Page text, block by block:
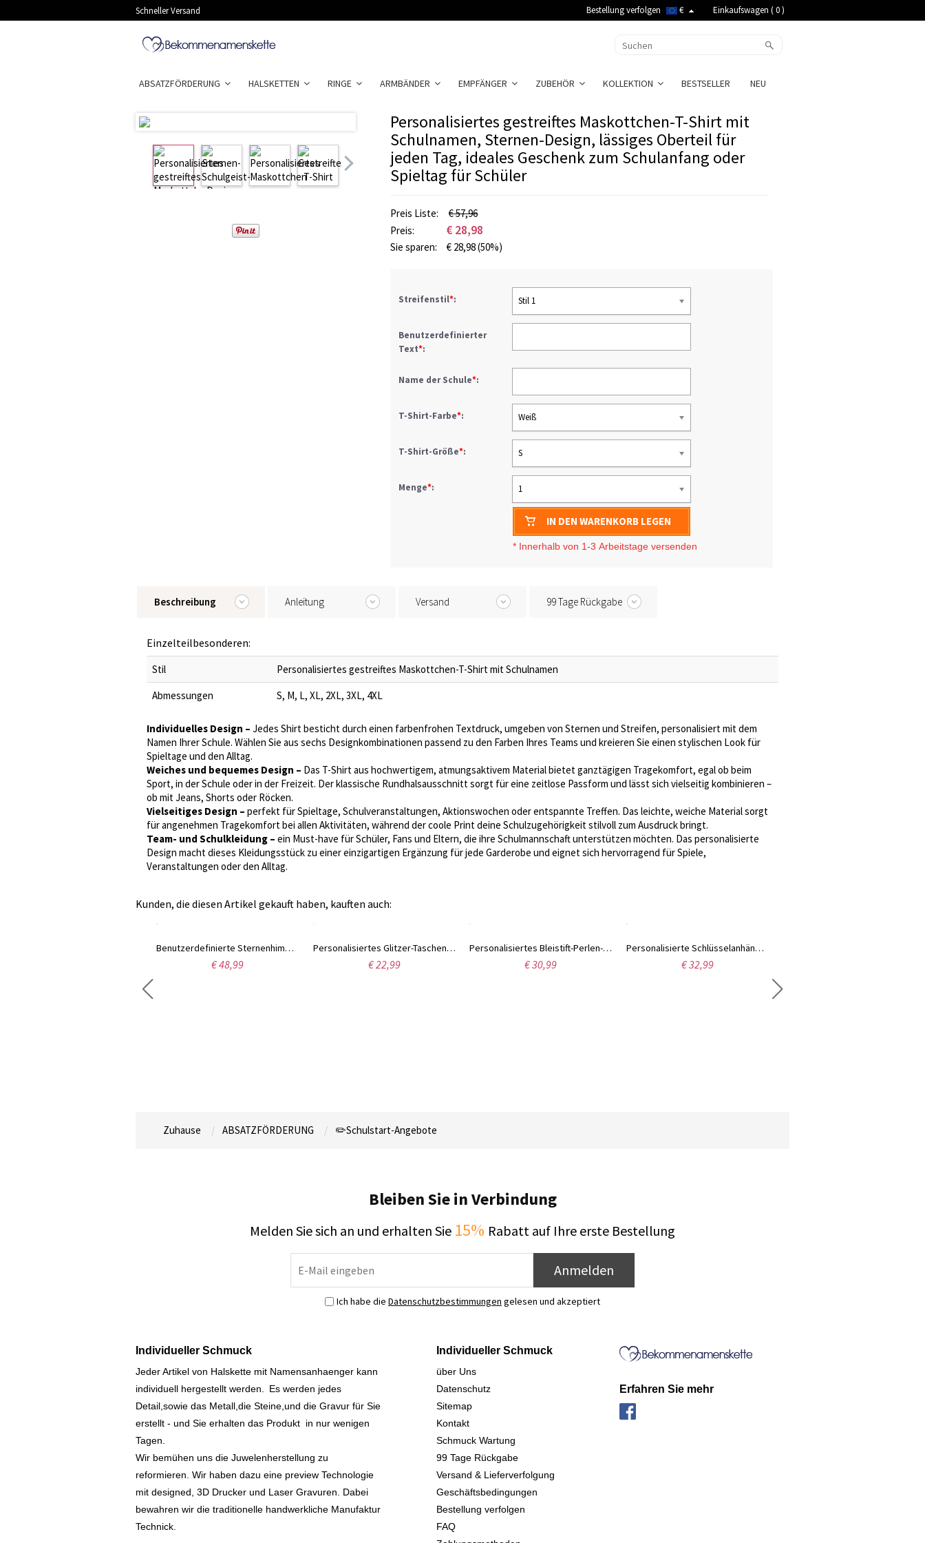
Schneller Versand Bestellung verfolgen € Einkaufswagen (0)
ABSATZFÖRDERUNG HALSKETTEN RINGE ARMBÄNDER EMPFÄNGER ZUBEHÖR KOLLEKTION BESTSELLER NEU
Personalisiertes gestreiftes Maskottchen-T-Shirt mit
Schulnamen, Sternen-Design, lässiges Oberteil für
jeden Tag, ideales Geschenk zum Schulanfang oder
Spieltag für Schüler
Preis Liste:
€ 57,96
Preis:
€ 28,98
Sie sparen: € 28,98(50%)
Streifenstil*: Stil 1
Benutzerdefinierter
Text*:
Name der Schule*:
T-Shirt-Farbe*: Weiß
T-Shirt-Größe*: S
Menge*: 1
IN DEN WARENKORB LEGEN
* Innerhalb von 1-3 Arbeitstage versenden
Beschreibung Anleitung Versand 99 Tage Rückgabe
Einzelteilbesonderen:
Stil
Personalisiertes gestreiftes Maskottchen-T-Shirt mit Schulnamen
Abmessungen
S, M, L, XL, 2XL, 3XL, 4XL
Individuelles Design – Jedes Shirt besticht durch einen farbenfrohen Textdruck, umgeben von Sternen und Streifen, personalisiert mit dem
Namen Ihrer Schule. Wählen Sie aus sechs Designkombinationen passend zu den Farben Ihres Teams und kreieren Sie einen stylischen Look für
Spieltage und den Alltag.
Weiches und bequemes Design – Das T-Shirt aus hochwertigem, atmungsaktivem Material bietet ganztägigen Tragekomfort, egal ob beim
Sport, in der Schule oder in der Freizeit. Der klassische Rundhalsausschnitt sorgt für eine zeitlose Passform und lässt sich vielseitig kombinieren –
ob mit Jeans, Shorts oder Röcken.
Vielseitiges Design – perfekt für Spieltage, Schulveranstaltungen, Aktionswochen oder entspannte Treffen. Das leichte, weiche Material sorgt
für angenehmen Tragekomfort bei allen Aktivitäten, während der coole Print deine Schulzugehörigkeit stilvoll zum Ausdruck bringt.
Team- und Schulkleidung – ein Must-have für Schüler, Fans und Eltern, die ihre Schulmannschaft unterstützen möchten. Das personalisierte
Design macht dieses Kleidungsstück zu einer einzigartigen Ergänzung für jede Garderobe und eignet sich hervorragend für Spiele,
Veranstaltungen oder den Alltag.
Kunden, die diesen Artikel gekauft haben, kauften auch:
Benutzerdefinierte Sternenhimmel Silhouette Nachtlicht
€ 48,99
Personalisiertes Glitzer-Taschenanhänger für Rucksäcke
€ 22,99
Personalisiertes Bleistift-Perlen-Lanyard
€ 30,99
Personalisierte Schlüsselanhänger/Stift Dankeschön Geschenk
€ 32,99
Zuhause ABSATZFÖRDERUNG ✏️Schulstart-Angebote
Bleiben Sie in Verbindung
Melden Sie sich an und erhalten Sie 15% Rabatt auf Ihre erste Bestellung
Anmelden
Ich habe die Datenschutzbestimmungen gelesen und akzeptiert
Individueller Schmuck
Jeder Artikel von Halskette mit Namensanhaenger kann
individuell hergestellt werden.
Es werden jedes
Detail,sowie das Metall,die Steine,und die Gravur für Sie
erstellt - und Sie erhalten das Produkt in nur wenigen
Tagen.
Wir bemühen uns die Juwelenherstellung zu
reformieren. Wir haben dazu eine preview Technologie
mit designed, 3D Drucker und Laser Gravuren. Dabei
bewahren wir die traditionelle handwerkliche Manufaktur
Technick.
Individueller Schmuck
über Uns
Datenschutz
Sitemap
Kontakt
Schmuck Wartung
99 Tage Rückgabe
Versand & Lieferverfolgung
Geschäftsbedingungen
Bestellung verfolgen
FAQ
Erfahren Sie mehr